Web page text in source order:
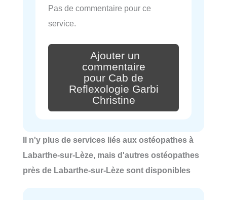
Pas de commentaire pour ce
service.
Ajouter un
commentaire
pour Cab de
Reflexologie Garbi
Christine
Il n'y plus de services liés aux ostéopathes à
Labarthe-sur-Lèze, mais d'autres ostéopathes
près de Labarthe-sur-Lèze sont disponibles